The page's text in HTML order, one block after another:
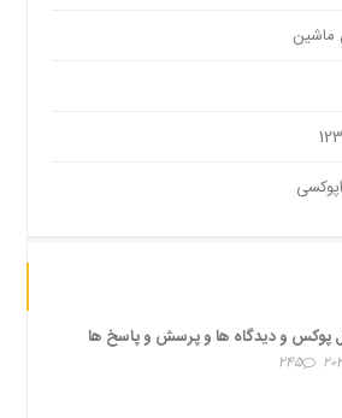
ماشین
پوکس و دیدگاه ها و پرسش و پاسخ ها
245